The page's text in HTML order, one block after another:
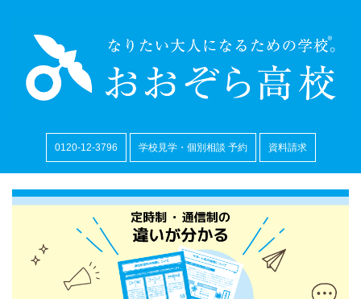
0120-12-3796 学校見学・個別相談 予約 資料請求